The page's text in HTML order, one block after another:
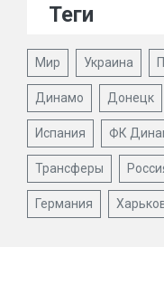
Теги
Мир Украина
Динамо Донецк
Испания ФК
Трансферы
Германия